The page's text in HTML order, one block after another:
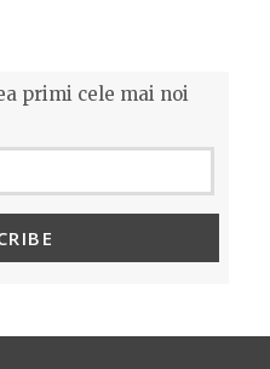
primi cele mai noi